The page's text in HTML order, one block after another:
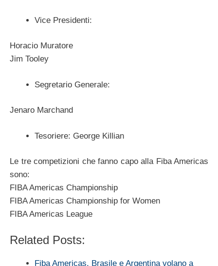
Vice Presidenti:
Horacio Muratore
Jim Tooley
Segretario Generale:
Jenaro Marchand
Tesoriere: George Killian
Le tre competizioni che fanno capo alla Fiba Americas
sono:
FIBA Americas Championship
FIBA Americas Championship for Women
FIBA Americas League
Related Posts:
Fiba Americas, Brasile e Argentina volano a